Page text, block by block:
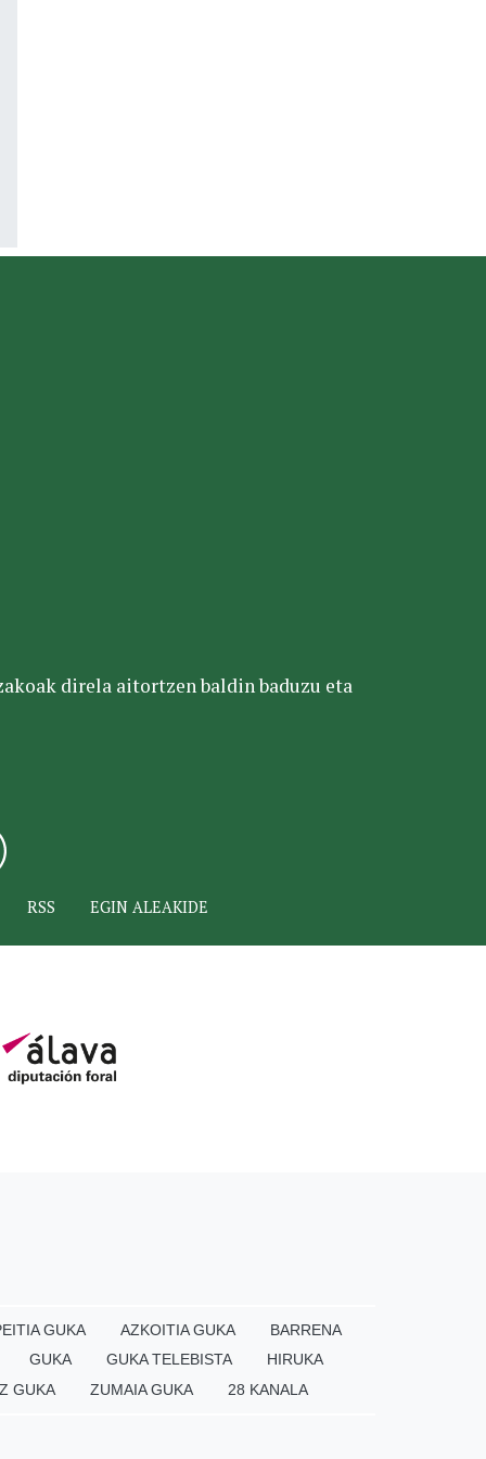
direla aitortzen baldin baduzu eta
RSS EGIN ALEAKIDE
GUKA AZKOITIA GUKA
BARRENA
GUKA GUKA TELEBISTA
HIRUKA
GUKA ZUMAIA GUKA 28 KANALA